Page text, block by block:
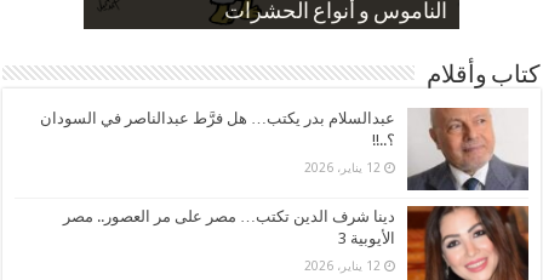
الناموس و أنواع الحشرات
الموظفين بعد ارتفاع الأسعار
ارتفاع نسبة الطلاق في مصر
صورة كاركاتيرية
صورة كاركاتيرية
كتاب وأقلام
عبدالسلام بدر يكتب… هل فرَّط عبدالناصر في السودان
؟..!!
12 يناير، 2026
دينا شرف الدين تكتب… مصر على مر العصور.. مصر
الأيوبية 3
12 يناير، 2026